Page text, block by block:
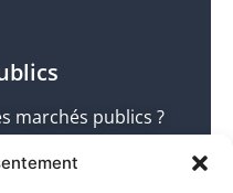
marchés publics ?
efficacité !